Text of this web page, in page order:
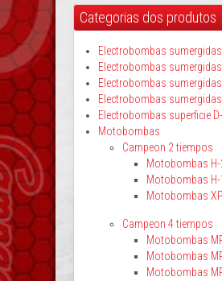
Categorias dos produtos
Electrobombas
Electrobombas sumergidas
Electrobombas
Electrobombas sumergidas
Electrobombas superficie
Motobombas
Campeon 2 tiempos
Motobombas H-
Motobombas H-
Motobombas
Campeon 4 tiempos
Motobombas
Motobombas
Motobombas